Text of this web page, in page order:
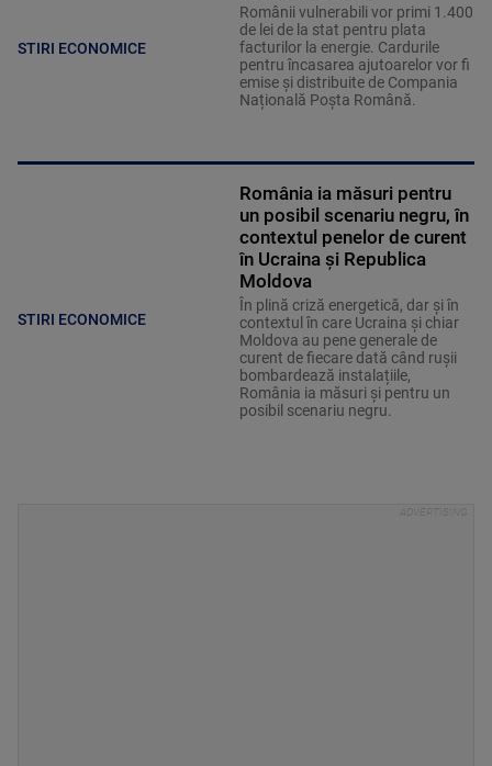
STIRI ECONOMICE
Românii vulnerabili vor primi 1.400
de lei de la stat pentru plata
facturilor la energie. Cardurile
pentru încasarea ajutoarelor vor fi
emise și distribuite de Compania
Națională Poșta Română.
STIRI ECONOMICE
România ia măsuri pentru
un posibil scenariu negru, în
contextul penelor de curent
în Ucraina și Republica
Moldova
În plină criză energetică, dar și în
contextul în care Ucraina și chiar
Moldova au pene generale de
curent de fiecare dată când ruşii
bombardează instalațiile,
România ia măsuri și pentru un
posibil scenariu negru.